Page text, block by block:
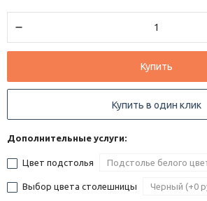
Купить
Купить в один клик
Дополнительные услуги:
Цвет подстолья
Выбор цвета столешницы